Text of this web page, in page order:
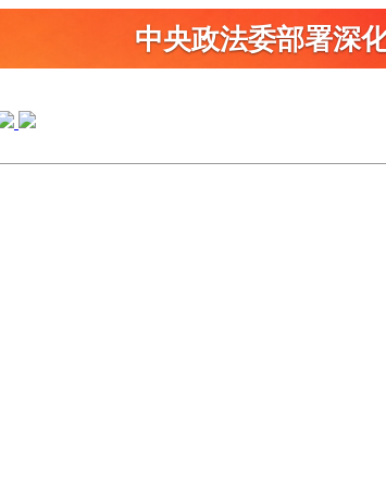
中央政法委部署深